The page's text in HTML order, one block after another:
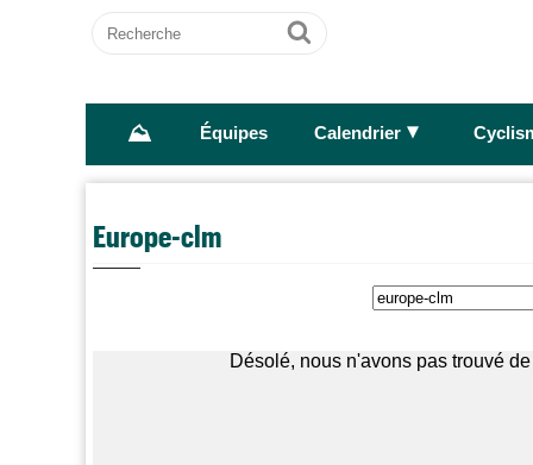
Recherche
Ok
⛰ Équipes Calendrier ►
Europe-clm
Désolé, nous n'avons pas trouvé